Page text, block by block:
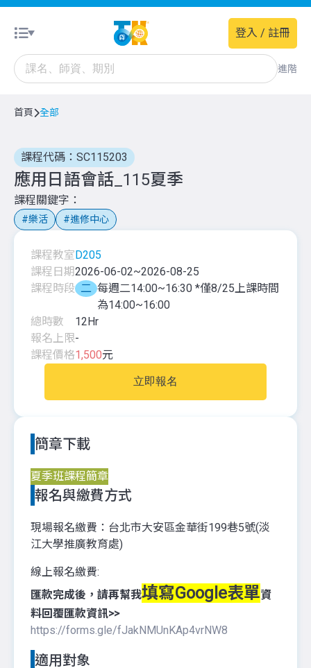
進階
登入 / 註冊
首頁 全部
課程代碼：SC115203
應用日語會話_115夏季
課程關鍵字
樂活 進修中心
課程教室D205
課程日期2026-06-02~2026-08-25
課程時段 二 每週二14:00~16:30 *僅8/25上課時間
為14:00~16:00
總時數
12Hr
報名上限-
課程價格1,500元
立即報名
簡章下載
夏季班課程簡章
報名與繳費方式
現場報名繳費：台北市大安區金華街199巷5號(淡
江大學推廣教育處)
線上報名繳費:
匯款完成後，請再幫我填寫Google表單資
料回覆匯款資訊>>
https://forms.gle/fJakNMUnKAp4vrNW8
適用對象